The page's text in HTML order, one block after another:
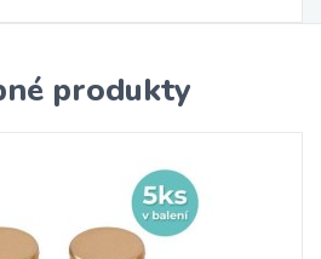
produkty